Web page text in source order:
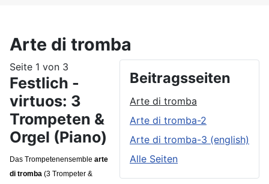
Arte di tromba
Beitragsseiten
Arte di tromba
Arte di tromba-2
Arte di tromba-3 (english)
Alle Seiten
Seite 1 von 3
Festlich -
virtuos: 3
Trompeten &
Orgel (Piano)
Das Trompetenensemble arte
di tromba (3 Trompeter &